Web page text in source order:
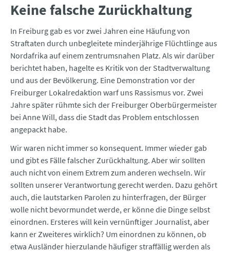
Keine falsche Zurückhaltung
In Freiburg gab es vor zwei Jahren eine Häufung von
Straftaten durch unbegleitete minderjährige Flüchtlinge aus
Nordafrika auf einem zentrumsnahen Platz. Als wir darüber
berichtet haben, hagelte es Kritik von der Stadtverwaltung
und aus der Bevölkerung. Eine Demonstration vor der
Freiburger Lokalredaktion warf uns Rassismus vor. Zwei
Jahre später rühmte sich der Freiburger Oberbürgermeister
bei Anne Will, dass die Stadt das Problem entschlossen
angepackt habe.
Wir waren nicht immer so konsequent. Immer wieder gab
und gibt es Fälle falscher Zurückhaltung. Aber wir sollten
auch nicht von einem Extrem zum anderen wechseln. Wir
sollten unserer Verantwortung gerecht werden. Dazu gehört
auch, die lautstarken Parolen zu hinterfragen, der Bürger
wolle nicht bevormundet werde, er könne die Dinge selbst
einordnen. Ersteres will kein vernünftiger Journalist, aber
kann er Zweiteres wirklich? Um einordnen zu können, ob
etwa Ausländer hierzulande häufiger straffällig werden als